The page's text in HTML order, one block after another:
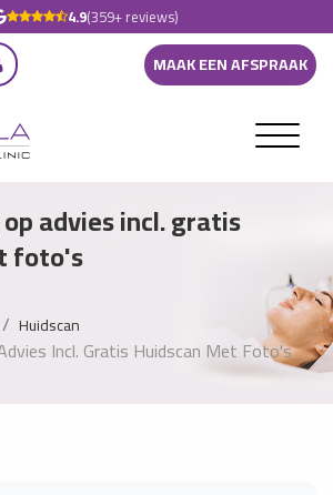
4.9(359+ reviews)
MAAK EEN AFSPRAAK
advies incl. gratis
foto's
Huidscan
Incl. Gratis Huidscan Met Foto's